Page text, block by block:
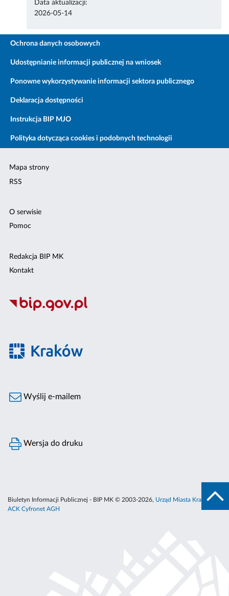
Data aktualizacji:
2026-05-14
Ochrona danych osobowych
Udostępnianie informacji publicznej na wniosek
Ponowne wykorzystywanie informacji sektora publicznego
Deklaracja dostępności
Instrukcja BIP MJO
Polityka dotycząca cookies i podobnych technologii
Mapa strony
RSS
O serwisie
Pomoc
Redakcja BIP MK
Kontakt
Wyślij e-mailem
Wersja do druku
Biuletyn Informacji Publicznej - BIP MK © 2003-2026, Urząd Miasta Krakowa
ACK Cyfronet AGH